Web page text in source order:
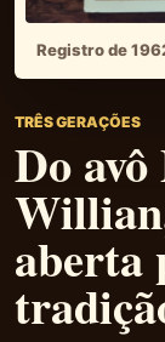
Registro de
TRÊS GERAÇÕES
Do
aberta